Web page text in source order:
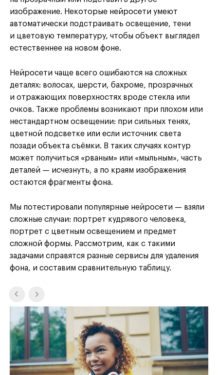
изображение. Некоторые нейросети умеют
автоматически подстраивать освещение, тени
и цветовую температуру, чтобы объект выглядел
естественнее на новом фоне.
Нейросети чаще всего ошибаются на сложных
деталях: волосах, шерсти, бахроме, прозрачных
и отражающих поверхностях вроде стекла или
очков. Также проблемы возникают при плохом или
нестандартном освещении: при сильных тенях,
цветной подсветке или если источник света
позади объекта съёмки. В таких случаях контур
может получиться «рваным» или «мыльным», часть
деталей — исчезнуть, а по краям изображения
остаются фрагменты фона.
Мы потестировали популярные нейросети — взяли
сложные случаи: портрет кудрявого человека,
портрет с цветным освещением и предмет
сложной формы. Рассмотрим, как с такими
задачами справятся разные сервисы для удаления
фона, и составим сравнительную таблицу.